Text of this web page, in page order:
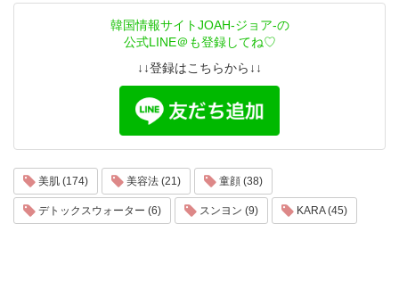
韓国情報サイトJOAH-ジョア-の
公式LINE＠も登録してね♡
↓↓登録はこちらから↓↓
美肌 (174) 美容法 (21) 童顔 (38)
デトックスウォーター (6) スンヨン (9) KARA (45)